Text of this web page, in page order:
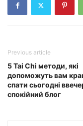
Previous article
5 Tai Chi методи, які
допоможуть вам
спати сьогодні
спокійний блог